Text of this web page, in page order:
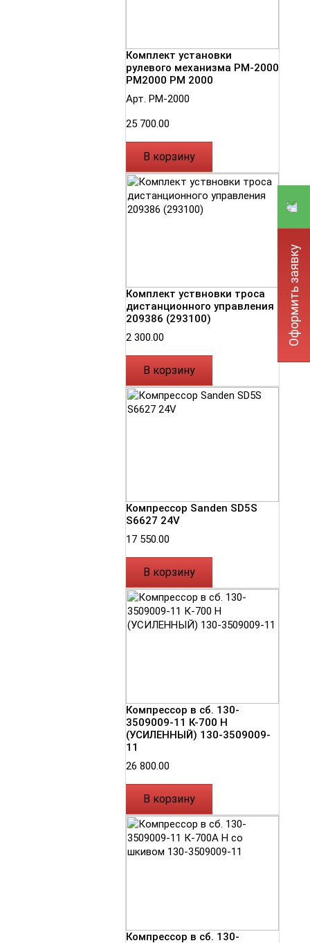
Комплект установки
рулевого механизма РМ-2000
РМ2000 РМ 2000
Арт. РМ-2000
25 700.00
В корзину
Комплект уствновки троса
дистанционного управления
209386 (293100)
2 300.00
В корзину
Компрессор Sanden SD5S
S6627 24V
17 550.00
В корзину
Компрессор в сб. 130-
3509009-11 К-700 Н
(УСИЛЕННЫЙ) 130-3509009-
11
26 800.00
В корзину
Компрессор в сб. 130-
Оформить заявку